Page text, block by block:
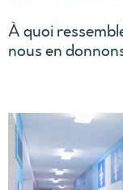
À quoi
nous en